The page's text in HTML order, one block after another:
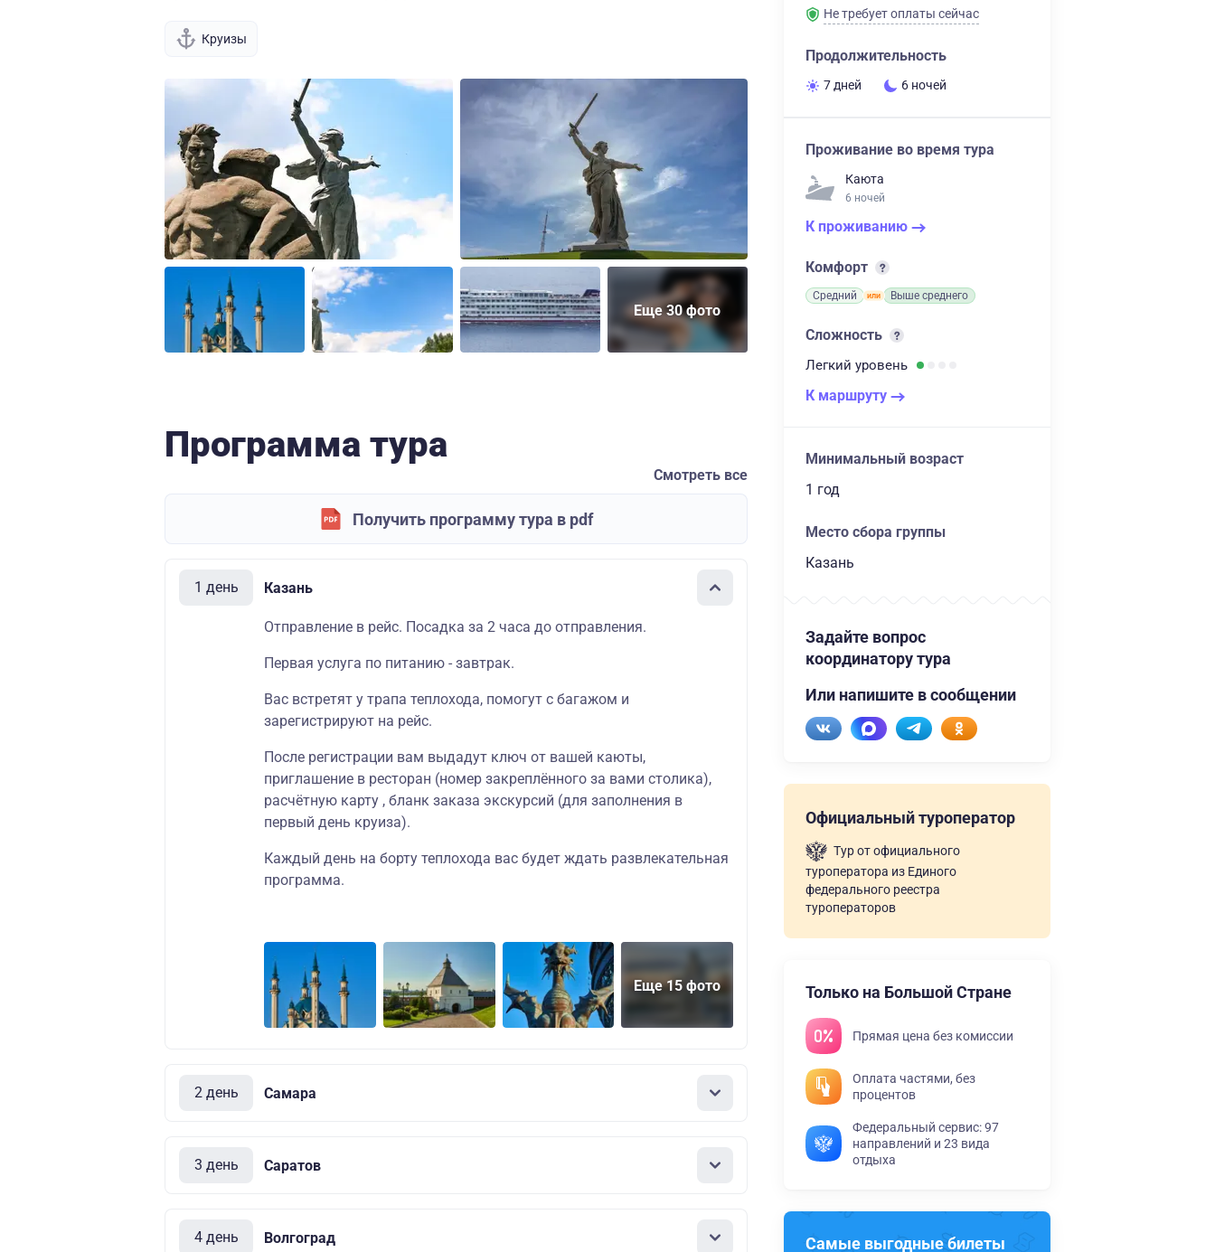
Круизы
Еще 30 фото
Программа тура
Смотреть все
Получить программу тура в pdf
1 день Казань
Отправление в рейс. Посадка за 2 часа до отправления.
Первая услуга по питанию - завтрак.
Вас встретят у трапа теплохода, помогут с багажом и
зарегистрируют на рейс.
После регистрации вам выдадут ключ от вашей каюты,
приглашение в ресторан (номер закреплённого за вами столика),
расчётную карту , бланк заказа экскурсий (для заполнения в
первый день круиза).
Каждый день на борту теплохода вас будет ждать развлекательная
программа.
Еще 15 фото
2 день Самара
3 день Саратов
4 день Волгоград
Не требует оплаты сейчас
Продолжительность
7 дней 6 ночей
Проживание во время тура
Каюта
6 ночей
К проживанию
Комфорт
Средний Выше среднего
Сложность
Легкий уровень
К маршруту
Минимальный возраст
1 год
Место сбора группы
Казань
Задайте вопрос
координатору тура
Или напишите в сообщении
Официальный туроператор
Тур от официального
туроператора из Единого
федерального реестра
туроператоров
Только на Большой Стране
Прямая цена без комиссии
Оплата частями, без
процентов
Федеральный сервис: 97
направлений и 23 вида
отдыха
Самые выгодные билеты